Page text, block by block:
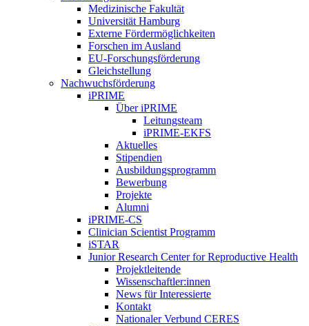
Medizinische Fakultät
Universität Hamburg
Externe Fördermöglichkeiten
Forschen im Ausland
EU-Forschungsförderung
Gleichstellung
Nachwuchsförderung
iPRIME
Über iPRIME
Leitungsteam
iPRIME-EKFS
Aktuelles
Stipendien
Ausbildungsprogramm
Bewerbung
Projekte
Alumni
iPRIME-CS
Clinician Scientist Programm
iSTAR
Junior Research Center for Reproductive Health
Projektleitende
Wissenschaftler:innen
News für Interessierte
Kontakt
Nationaler Verbund CERES